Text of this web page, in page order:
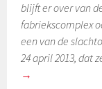
blijft er over van
fabriekscomplex
een van de
24 april 2013, dat
→